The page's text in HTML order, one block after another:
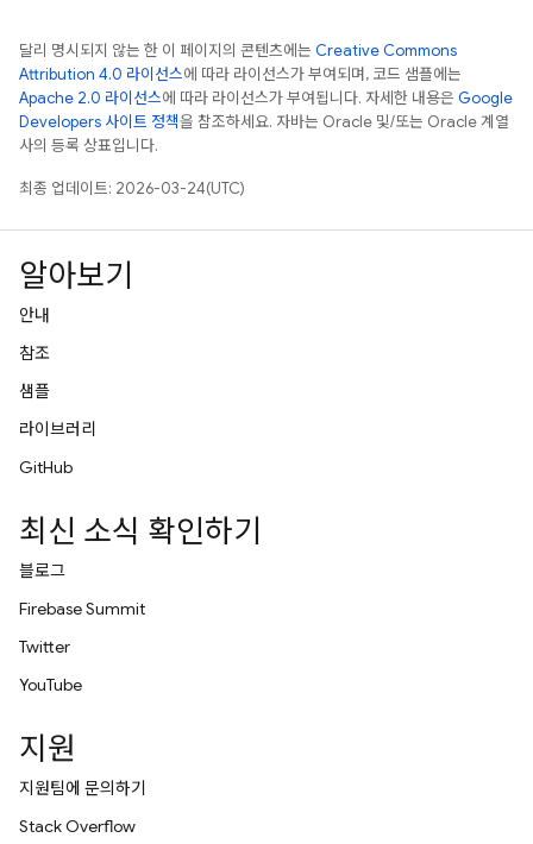
달리 명시되지 않는 한 이 페이지의 콘텐츠에는 Creative Commons
Attribution 4.0 라이선스에 따라 라이선스가 부여되며, 코드 샘플에는
Apache 2.0 라이선스에 따라 라이선스가 부여됩니다. 자세한 내용은 Google
Developers 사이트 정책을 참조하세요. 자바는 Oracle 및/또는 Oracle 계열
사의 등록 상표입니다.
최종 업데이트: 2026-03-24(UTC)
알아보기
안내
참조
샘플
라이브러리
GitHub
최신 소식 확인하기
블로그
Firebase Summit
Twitter
YouTube
지원
지원팀에 문의하기
Stack Overflow